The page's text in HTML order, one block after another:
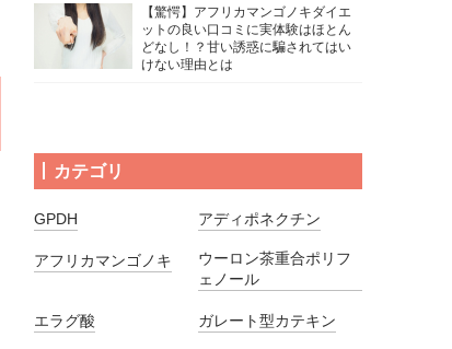
【驚愕】アフリカマンゴノキダイエ
ットの良い口コミに実体験はほとん
どなし！？甘い誘惑に騙されてはい
けない理由とは
カテゴリ
GPDH アディポネクチン
アフリカマンゴノキ
ウーロン茶重合ポリフ
ェノール
エラグ酸 ガレート型カテキン